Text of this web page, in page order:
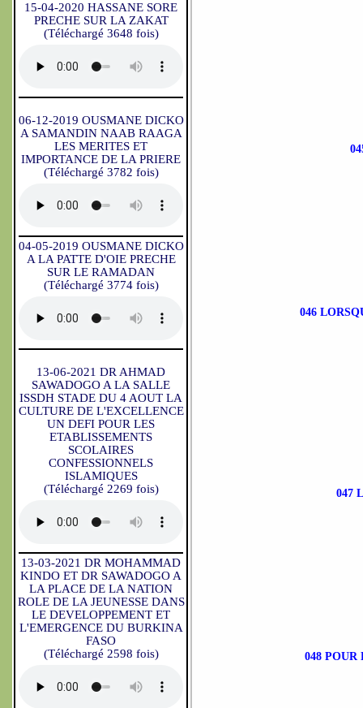
15-04-2020 HASSANE SORE
PRECHE SUR LA ZAKAT
(Téléchargé 3648 fois)
06-12-2019 OUSMANE DICKO
A SAMANDIN NAAB RAAGA
LES MERITES ET
IMPORTANCE DE LA PRIERE
(Téléchargé 3782 fois)
04-05-2019 OUSMANE DICKO
A LA PATTE D'OIE PRECHE
SUR LE RAMADAN
(Téléchargé 3774 fois)
13-06-2021 DR AHMAD
SAWADOGO A LA SALLE
ISSDH STADE DU 4 AOUT LA
CULTURE DE L'EXCELLENCE
UN DEFI POUR LES
ETABLISSEMENTS
SCOLAIRES
CONFESSIONNELS
ISLAMIQUES
(Téléchargé 2269 fois)
13-03-2021 DR MOHAMMAD
KINDO ET DR SAWADOGO A
LA PLACE DE LA NATION
ROLE DE LA JEUNESSE DANS
LE DEVELOPPEMENT ET
L'EMERGENCE DU BURKINA
FASO
(Téléchargé 2598 fois)
046
047
048 POUR